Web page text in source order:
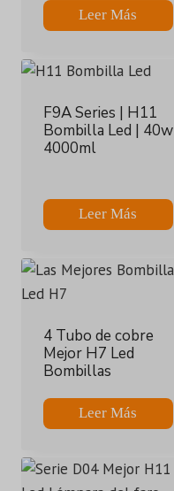
Leer Más
F9A Series | H11
Bombilla Led | 40w
4000ml
Leer Más
4 Tubo de cobre
Mejor H7 Led
Bombillas
Leer Más